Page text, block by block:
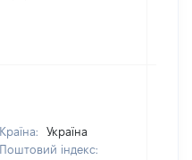
Країна:
Україна
Поштовий індекс: